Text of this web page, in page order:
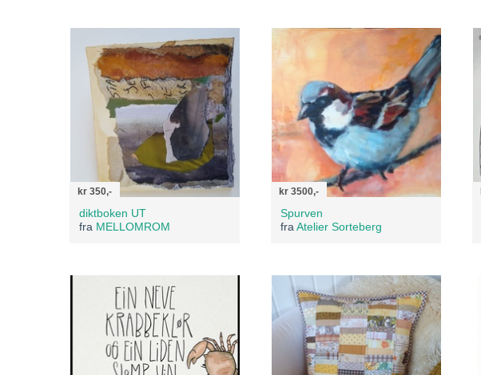
kr 350,-
diktboken UT
fra MELLOMROM
kr 3500,-
Spurven
fra Atelier Sorteberg